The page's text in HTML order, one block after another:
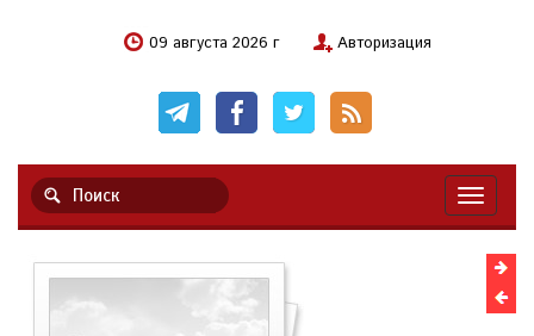
09 августа 2026 г Авторизация